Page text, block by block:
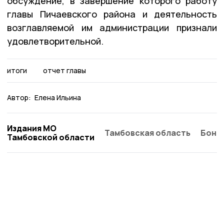
главы Пичаевского района и деятельность
возглавляемой им администрации признали
удовлетворительной.
итоги отчет главы
Автор: Елена Ильина
Издания МО
Тамбовской области
Тамбовская область